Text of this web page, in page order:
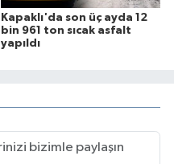
Kapaklı'da son üç ayda 12
bin 961 ton sıcak asfalt
yapıldı